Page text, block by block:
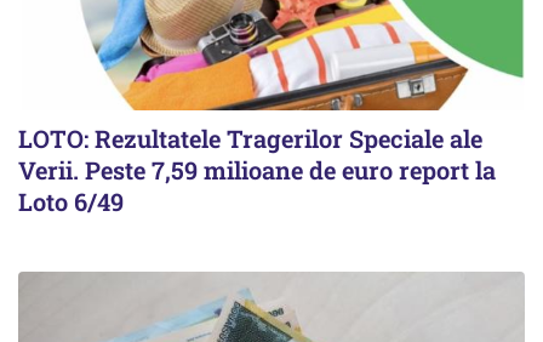
LOTO: Rezultatele Tragerilor Speciale ale
Verii. Peste 7,59 milioane de euro report la
Loto 6/49